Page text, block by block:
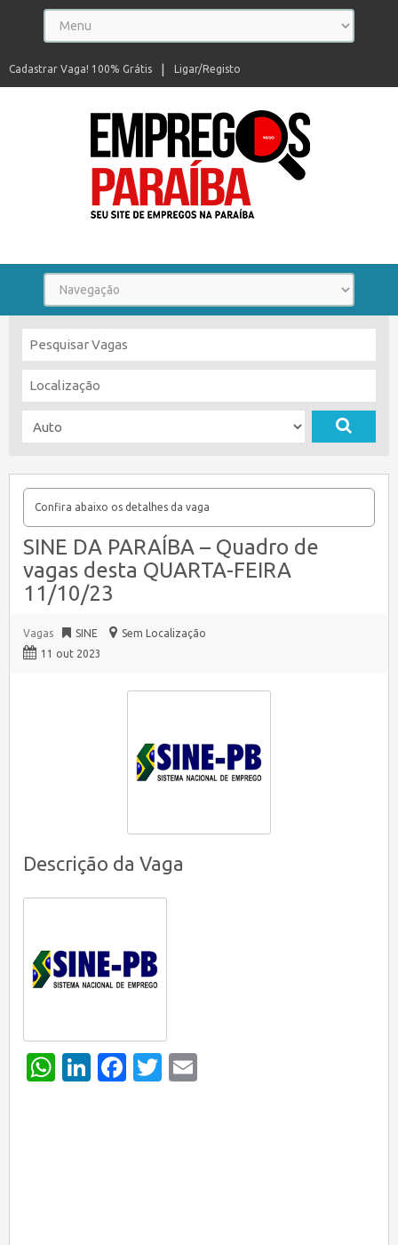
Ligar/Registo
Cadastrar Vaga! 100% Grátis
Confira abaixo os detalhes da vaga
SINE DA PARAÍBA – Quadro de
vagas desta QUARTA-FEIRA
11/10/23
Vagas SINE
Sem Localização
11 out 2023
Descrição da Vaga
WhatsApp
LinkedIn
Facebook
Twitter